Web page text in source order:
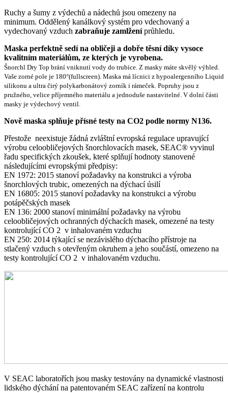
Ruchy a šumy z výdechů a nádechů jsou omezeny na
minimum. Oddělený kanálkový systém pro vdechovaný a
vydechovaný vzduch zabraňuje zamlženíprůhledu.
Maska perfektně sedí na obličeji a dobře těsní díky vysoce
kvalitním materiálům, ze kterých je vyrobena.
Šnorchl Dry Top brání vniknutí vody do trubice. Z masky máte skvělý výhled.
Vaše zorné pole je 180°(fullscreen). Maska má lícnici z hypoalergenního Liquid
silikonu a ultra čirý polykarbonátový zorník i rámeček . Popruhy jsou z
pružného, velice příjemného materiálu a jednoduše nastavitelné. V dolní části
masky je výdechový ventil.
Nově maska splňuje přísné testy na CO2 podle normy N136.
Přestože neexistuje žádná zvláštní evropská regulace upravující
výrobu celoobličejových šnorchlovacích masek, SEAC® vyvinul
řadu specifických zkoušek, které splňují hodnoty stanovené
následujícími evropskými předpisy:
EN 1972: 2015 stanoví požadavky na konstrukci a výroba
šnorchlových trubic, omezených na dýchací úsilí
EN 16805: 2015 stanoví požadavky na konstrukci a výrobu
potápěčských masek
EN 136: 2000 stanoví minimální požadavky na výrobu
celoobličejových ochranných dýchacích masek, omezené na testy
kontrolující CO 2 v inhalovaném vzduchu
EN 250: 2014 týkající se nezávislého dýchacího přístroje na
stlačený vzduch s otevřeným okruhem a jeho součástí, omezeno na
testy kontrolující CO 2 v inhalovaném vzduchu.
V SEAC laboratořích jsou masky testovány na dynamické vlastnosti
lidského dýchání na patentovaném SEAC zařízení na kontrolu